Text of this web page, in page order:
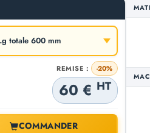
REMISE : -20%
60 € HT
COMMANDER